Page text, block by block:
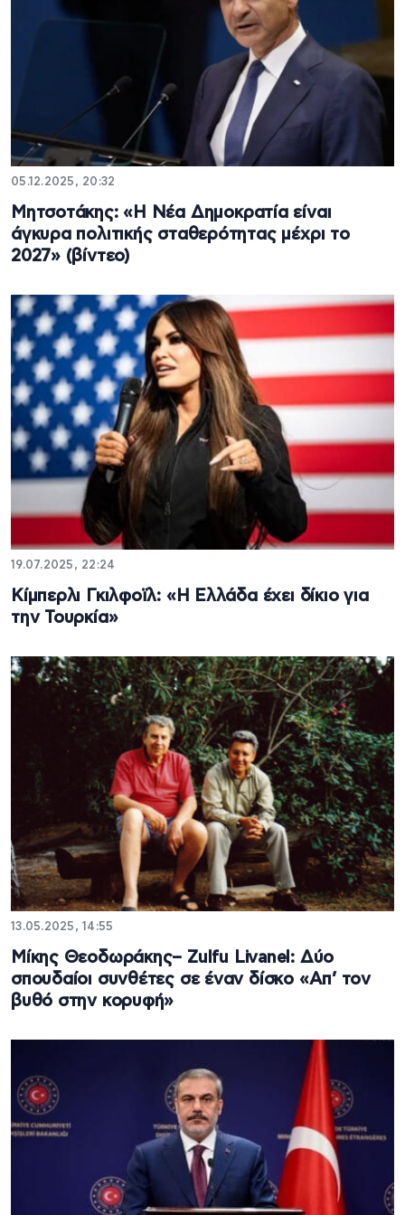
05.12.2025, 20:32
Μητσοτάκης: «Η Νέα Δημοκρατία είναι
άγκυρα πολιτικής σταθερότητας μέχρι το
2027» (βίντεο)
19.07.2025, 22:24
Κίμπερλι Γκιλφοϊλ: «Η Ελλάδα έχει δίκιο για
την Τουρκία»
13.05.2025, 14:55
Μίκης Θεοδωράκης– Zulfu Livanel: Δύο
σπουδαίοι συνθέτες σε έναν δίσκο «Απ’ τον
βυθό στην κορυφή»